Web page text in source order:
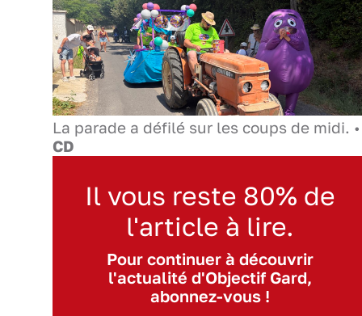
La parade a défilé sur les coups de midi. •
CD
Il vous reste 80% de
l'article à lire.
Pour continuer à découvrir
l'actualité d'Objectif Gard,
abonnez-vous !